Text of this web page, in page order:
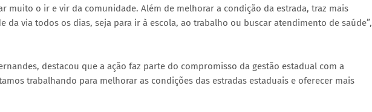
muito o ir e vir da comunidade. Além de melhorar a condição da estrada, traz mais
da via todos os dias, seja para ir à escola, ao trabalho ou buscar atendimento de saúde”,
destacou que a ação faz parte do compromisso da gestão estadual com a
trabalhando para melhorar as condições das estradas estaduais e oferecer mais